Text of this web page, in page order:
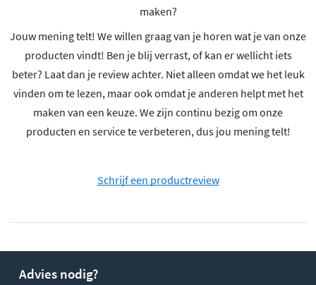
maken?
Jouw mening telt! We willen graag van je horen wat je van onze
producten vindt! Ben je blij verrast, of kan er wellicht iets
beter? Laat dan je review achter. Niet alleen omdat we het leuk
vinden om te lezen, maar ook omdat je anderen helpt met het
maken van een keuze. We zijn continu bezig om onze
producten en service te verbeteren, dus jou mening telt!
Schrijf een productreview
Advies nodig?